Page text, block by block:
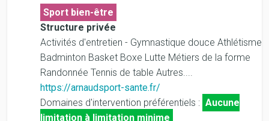
Sport bien-être
Structure privée
Activités d'entretien - Gymnastique douce Athlétisme
Badminton Basket Boxe Lutte Métiers de la forme
Randonnée Tennis de table Autres....
https://arnaudsport-sante.fr/
Domaines d'intervention préférentiels : Aucune
limitation à limitation minime